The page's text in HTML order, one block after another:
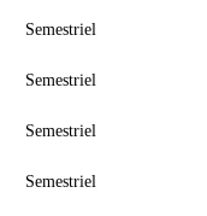
Semestriel
Semestriel
Semestriel
Semestriel